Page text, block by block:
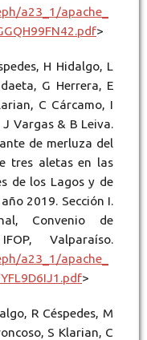
a23_1/apache_
>
H Hidalgo, L
G Herrera, E
C Cárcamo, I
Vargas & B Leiva.
de merluza del
tres aletas en las
de los Lagos y de
2019. Sección I.
Convenio de
Valparaíso.
a23_1/apache_
>
R Céspedes, M
S Klarian, C